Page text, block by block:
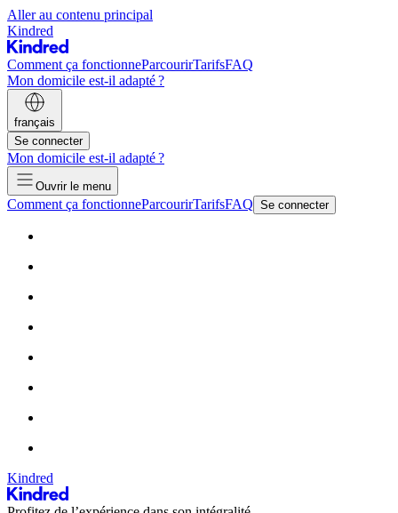
Aller au contenu principal
Kindred
Comment ça fonctionneParcourirTarifsFAQ
Mon domicile est-il adapté ?
français
Se connecter
Mon domicile est-il adapté ?
Ouvrir le menu
Comment ça fonctionneParcourirTarifsFAQ Se connecter
Kindred